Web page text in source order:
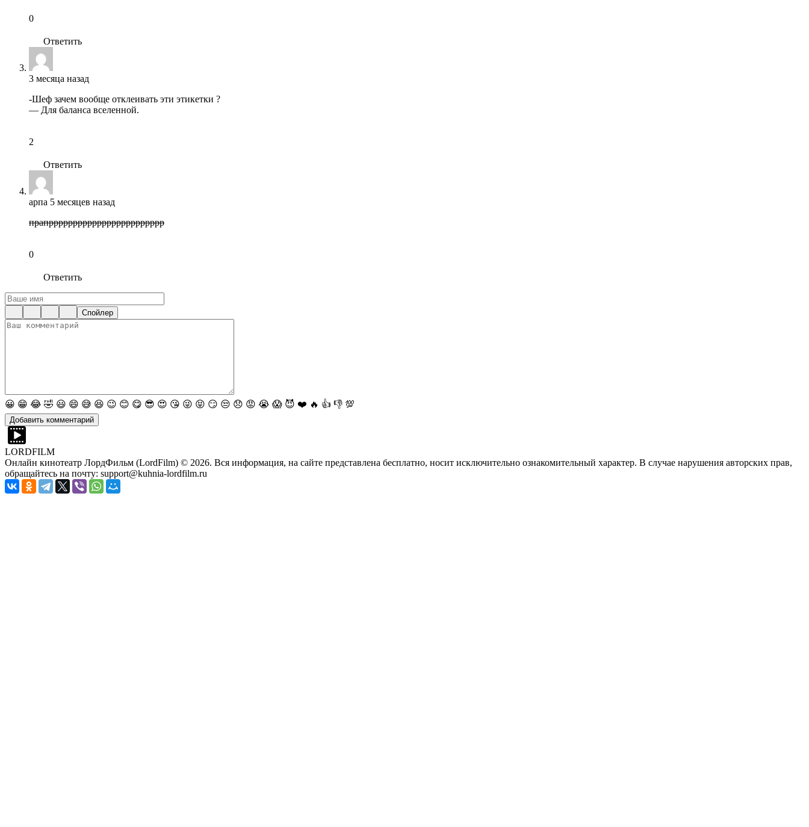
0
Ответить
3 месяца назад
-Шеф зачем вообще отклеивать эти этикетки ?
— Для баланса вселенной.
2
Ответить
арпа 5 месяцев назад
прапрррррррррррррррррррррррр
0
Ответить
Спойлер
😀 😁 😂 🤣 😃 😄 😅 😆 😉 😊 😋 😎 😍 😘 😜 😝 😏 😒 😞 😡 😭 😱 😈 ❤️ 🔥 👍 👎 💯
LORDFILM
Онлайн кинотеатр ЛордФильм (LordFilm) © 2026. Вся информация, на сайте представлена бесплатно, носит исключительно ознакомительный характер. В случае нарушения авторских прав,
обращайтесь на почту: support@kuhnia-lordfilm.ru